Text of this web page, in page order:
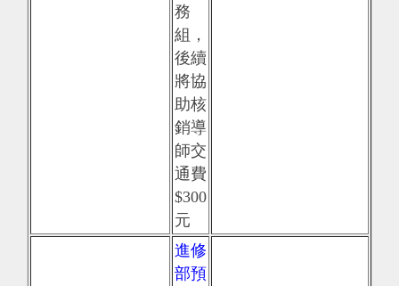
務
組，
後續
將協
助核
銷導
師交
通費
$300
元
進修
部預